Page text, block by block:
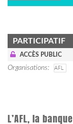
PARTICIPATIF
ACCÈS PUBLIC
Organisations AFL
L’AFL, la